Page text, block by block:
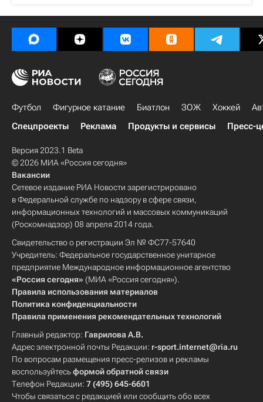
Футбол Фигурное катание Биатлон ЗОЖ Хоккей
Спецпроекты
Реклама Продукты и сервисы Пресс-
Версия 2023.1 Beta
© 2026 МИА «Россия сегодня»
Вакансии
Сетевое издание РИА Новости зарегистрировано
в Федеральной службе по надзору в сфере связи,
информационных технологий и массовых коммуникаций
(Роскомнадзор) 08 апреля 2014 года.
Свидетельство о регистрации Эл № ФС77-57640
Учредитель: Федеральное государственное унитарное
предприятие Международное информационное агентство
«Россия сегодня» (МИА «Россия сегодня»).
Правила использования материалов
Политика конфиденциальности
Правила применения рекомендательных технологий
Главный редактор: Гаврилова А.В.
Адрес электронной почты Редакции: r-sport.internet@ria.ru
По вопросам размещения пресс-релизов и рекламы
воспользуйтесьформой обратной связи
Телефон Редакции: 7 (495) 645-6601
Чтобы связаться с редакцией или сообщить обо всех